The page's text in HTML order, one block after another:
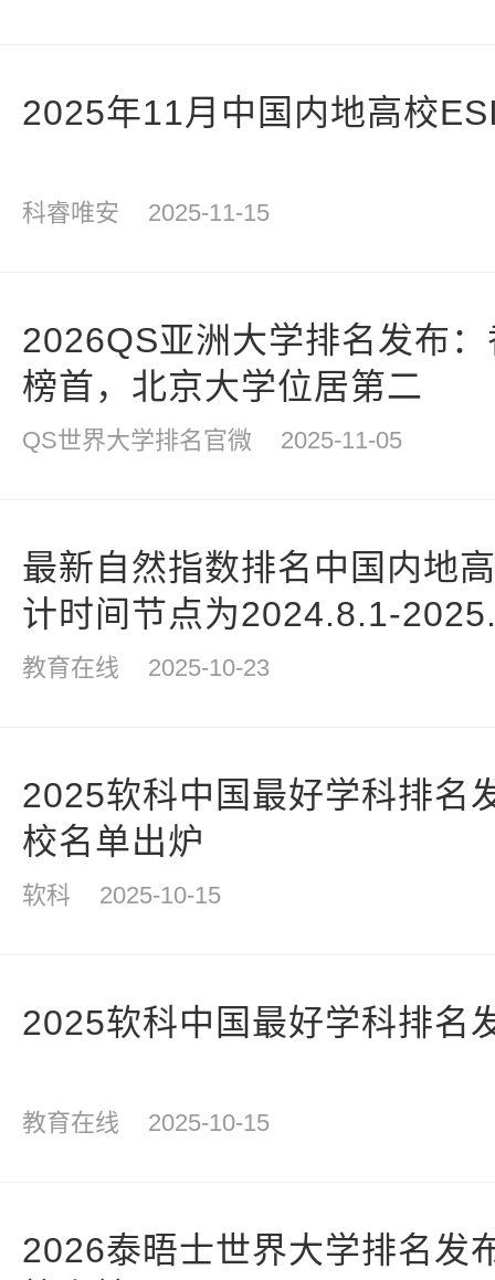
2025年11月中国内地高校
科睿唯安 2025-11-15
2026QS亚洲大学排名发布
榜首，北京大学位居第二
QS世界大学排名官微 2025-11-05
最新自然指数排名中国内地
计时间节点为2024.8.1-
教育在线 2025-10-23
2025软科中国最好学科排名
校名单出炉
软科 2025-10-15
2025软科中国最好学科排名
教育在线 2025-10-15
2026泰晤士世界大学排名发